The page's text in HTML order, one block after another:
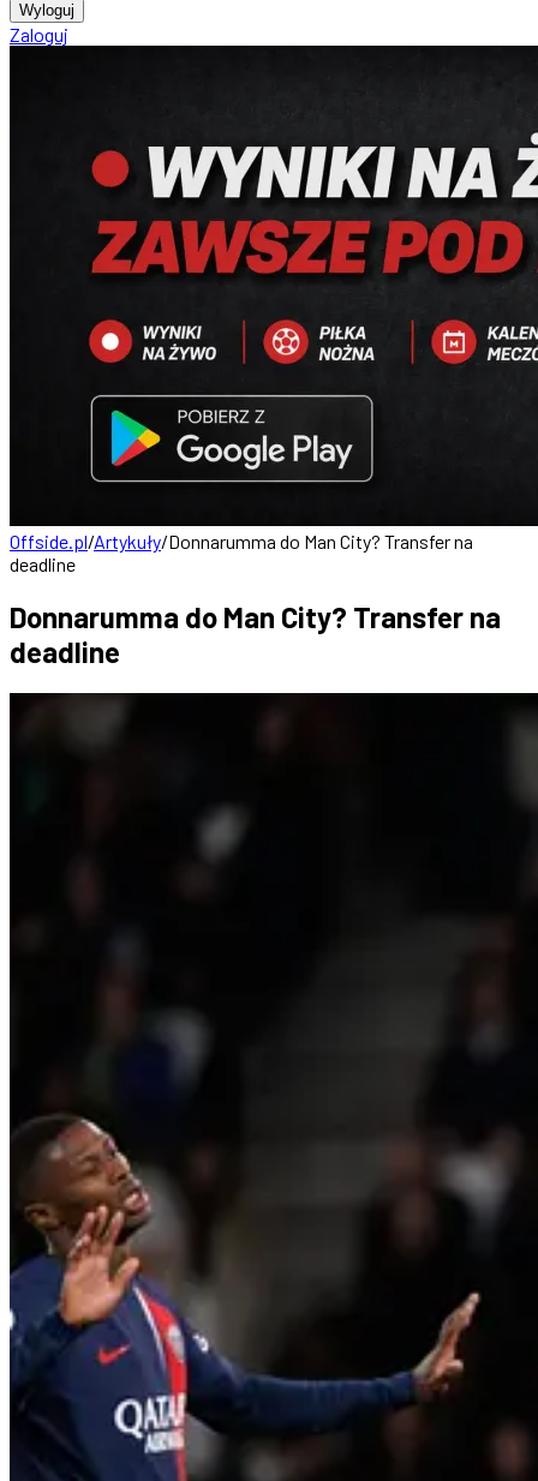
Wyloguj
Zaloguj
Offside.pl/Artykuły/Donnarumma do Man City? Transfer na
deadline
Donnarumma do Man City? Transfer na
deadline